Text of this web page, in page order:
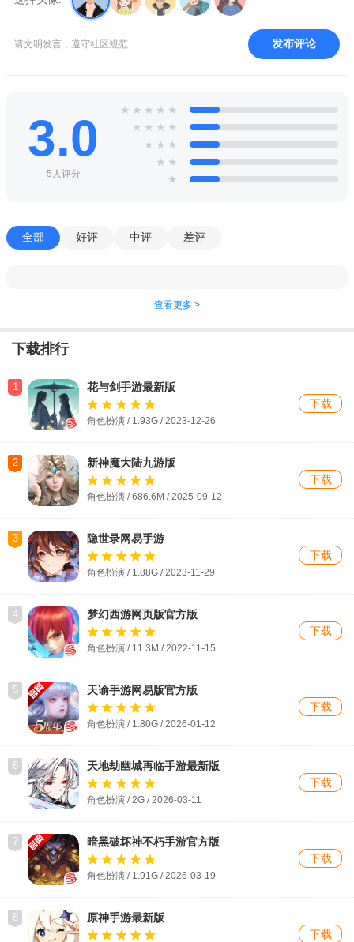
请文明发言，遵守社区规范 发布评论
3.0
5人评分
★ ★ ★ ★ ★
★ ★ ★ ★
★ ★ ★
★ ★
★
全部 好评 中评 差评
查看更多 >
下载排行
1 花与剑手游最新版
角色扮演 / 1.93G / 2023-12-26
下载
2 新神魔大陆九游版
角色扮演 / 686.6M / 2025-09-12
下载
3 隐世录网易手游
角色扮演 / 1.88G / 2023-11-29
下载
4 梦幻西游网页版官方版
角色扮演 / 11.3M / 2022-11-15
下载
5 天谕手游网易版官方版
角色扮演 / 1.80G / 2026-01-12
下载
6 天地劫幽城再临手游最新版
角色扮演 / 2G / 2026-03-11
下载
7 暗黑破坏神不朽手游官方版
角色扮演 / 1.91G / 2026-03-19
下载
8
原神手游最新版
下载